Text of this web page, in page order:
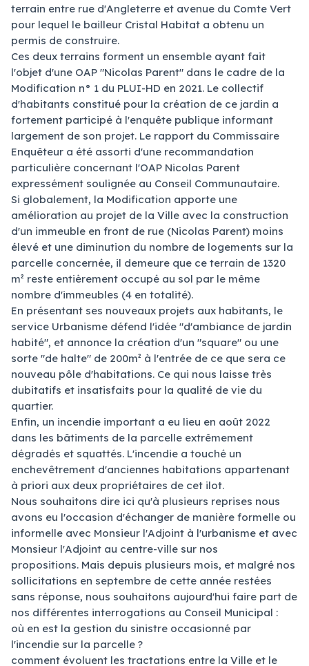
terrain entre rue d'Angleterre et avenue du Comte Vert
pour lequel le bailleur Cristal Habitat a obtenu un
permis de construire.
Ces deux terrains forment un ensemble ayant fait
l'objet d'une OAP "Nicolas Parent" dans le cadre de la
Modification n° 1 du PLUI-HD en 2021. Le collectif
d'habitants constitué pour la création de ce jardin a
fortement participé à l'enquête publique informant
largement de son projet. Le rapport du Commissaire
Enquêteur a été assorti d'une recommandation
particulière concernant l'OAP Nicolas Parent
expressément soulignée au Conseil Communautaire.
Si globalement, la Modification apporte une
amélioration au projet de la Ville avec la construction
d'un immeuble en front de rue (Nicolas Parent) moins
élevé et une diminution du nombre de logements sur la
parcelle concernée, il demeure que ce terrain de 1320
m² reste entièrement occupé au sol par le même
nombre d'immeubles (4 en totalité).
En présentant ses nouveaux projets aux habitants, le
service Urbanisme défend l'idée "d'ambiance de jardin
habité", et annonce la création d'un "square" ou une
sorte "de halte" de 200m² à l'entrée de ce que sera ce
nouveau pôle d'habitations. Ce qui nous laisse très
dubitatifs et insatisfaits pour la qualité de vie du
quartier.
Enfin, un incendie important a eu lieu en août 2022
dans les bâtiments de la parcelle extrêmement
dégradés et squattés. L'incendie a touché un
enchevêtrement d'anciennes habitations appartenant
à priori aux deux propriétaires de cet ilot.
Nous souhaitons dire ici qu'à plusieurs reprises nous
avons eu l'occasion d'échanger de manière formelle ou
informelle avec Monsieur l'Adjoint à l'urbanisme et avec
Monsieur l'Adjoint au centre-ville sur nos
propositions. Mais depuis plusieurs mois, et malgré nos
sollicitations en septembre de cette année restées
sans réponse, nous souhaitons aujourd'hui faire part de
nos différentes interrogations au Conseil Municipal :
où en est la gestion du sinistre occasionné par
l'incendie sur la parcelle ?
comment évoluent les tractations entre la Ville et le